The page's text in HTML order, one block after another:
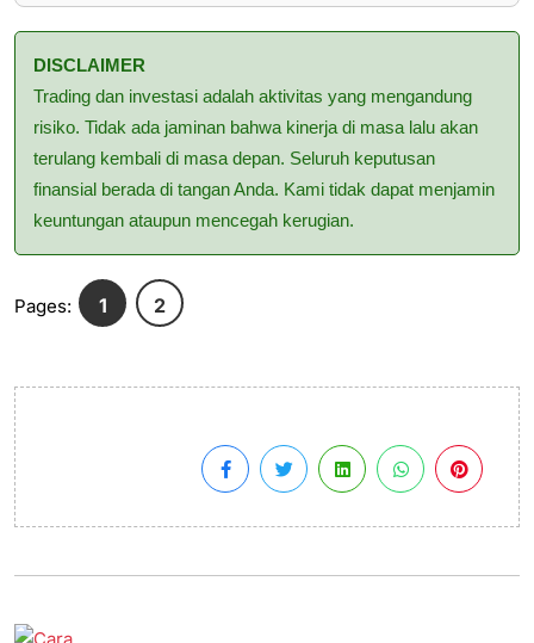
DISCLAIMER
Trading dan investasi adalah aktivitas yang mengandung
risiko. Tidak ada jaminan bahwa kinerja di masa lalu akan
terulang kembali di masa depan. Seluruh keputusan
finansial berada di tangan Anda. Kami tidak dapat menjamin
keuntungan ataupun mencegah kerugian.
Pages: 1 2